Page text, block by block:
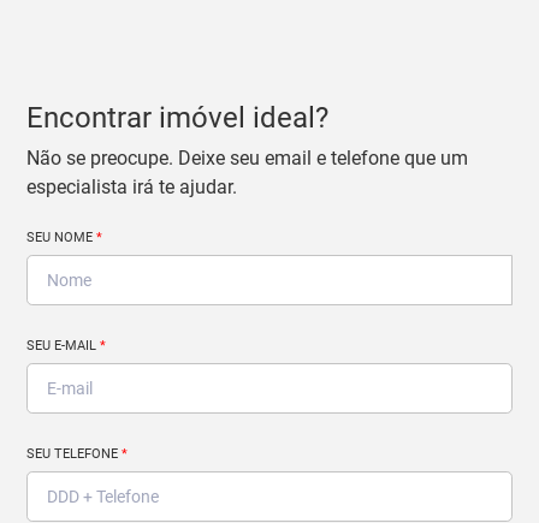
Encontrar imóvel ideal?
Não se preocupe. Deixe seu email e telefone que um
especialista irá te ajudar.
SEU NOME*
SEU E-MAIL*
SEU TELEFONE*